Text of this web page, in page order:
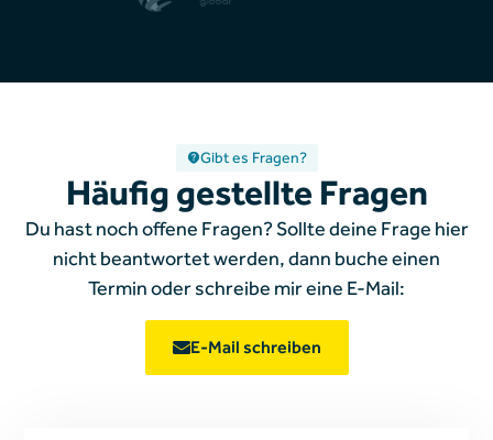
Gibt es Fragen?
Häufig gestellte Fragen
Du hast noch offene Fragen? Sollte deine Frage hier
nicht beantwortet werden, dann buche einen
Termin oder schreibe mireine E-Mail:
E-Mail schreiben